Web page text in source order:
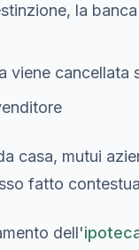
la
viene cancellata
casa, mutui
fatto
dell'